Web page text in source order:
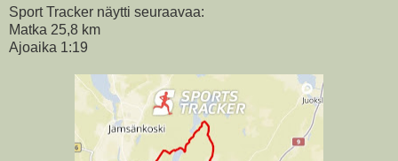
Sport Tracker näytti seuraavaa:
Matka 25,8 km
Ajoaika 1:19